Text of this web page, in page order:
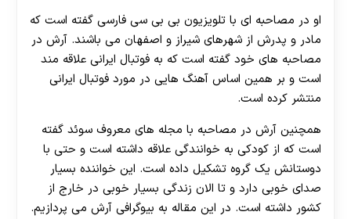
او در مصاحبه ای با تلویزیون بی بی سی فارسی گفته است که
مادر و پدرش از شهرهای شیراز و اصفهان می باشند. آرش در
مصاحبه های خود گفته است که به فوتبال ایرانی علاقه مند
است و بر همین اساس آهنگ هایی در مورد فوتبال ایرانی
منتشر کرده است.
همچنین آرش در مصاحبه با مجله های معروف سوئد گفته
است که از کودکی به خوانندگی علاقه داشته است و حتی با
دوستانش یک گروه تشکیل داده است. این خواننده بسیار
صدای خوبی دارد و تا الان زندگی بسیار خوبی در خارج از
کشور داشته است. در این مقاله به بیوگرافی آرش می پردازیم.